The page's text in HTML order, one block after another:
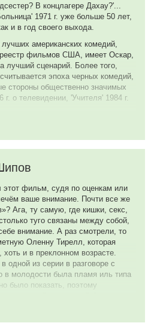
В концлагере Дахау?'...
1971 г. уже больше 50 лет,
и в год своего выхода.
американских комедий,
фильмов США, имеет Оскар,
лучший сценарий. Более того,
эпоха черных комедий,
стороны общественно значимых
г. о телевидении, 'Учителя' 1984 г.
Без преувеличения все.
в городскую больницу
учреждении юный доктор не стал
скончался. А утром на койке,
мужчины, нашли другого
юного доктора, допустившего
к врачам и тем более
Многие откровенно боятся
потому что будучи пациентом
что с нами происходит. Мы
манипулируют доктора. А
допустить ошибку. А ценой этой
и наша жизнь.
этот фильм, судя по оценкам или
ваше внимание. Почти все же
Ага, ту самую, где кишки, секс,
туго связаны между собой,
внимание. А раз смотрели, то
Оленну Тирелл, которая
и в преклонном возрасте.
одной из серии в разговоре с
в молодости была пламя иль типа
было показать, поэтому
Чайефски. Там Дайана Ригг,